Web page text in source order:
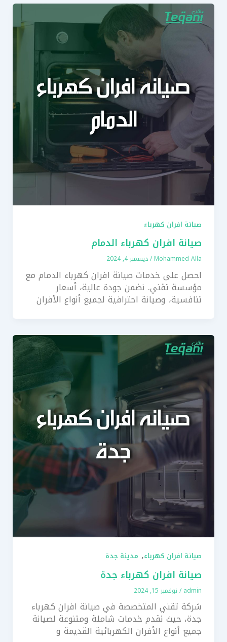
صيانة افران كهرباء
صيانة افران كهرباء الدمام
Mohammed Alla
/ديسمبر 4, 2024
احصل على خدمات صيانة افران كهرباء الدمام مع
مؤسسة تقني. نضمن جودة عالية، أسعار
تنافسية، وصيانة احترافية لجميع أنواع الأفران
صيانة افران كهرباء, مدينة جدة
صيانة افران كهرباء جدة
admin
/ نوفمبر 15, 2024
شركة تقني المتخصصة في صيانة افران كهرباء
جدة، حيث نقدم خدمات شاملة ومتنوعة لصيانة
جميع أنواع الأفران الكهربائية القديمة و